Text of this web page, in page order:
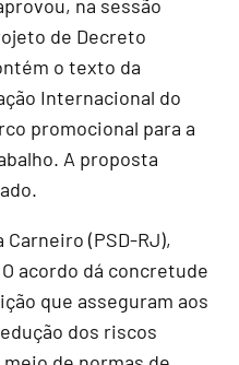
na sessão
de Decreto
o texto da
Internacional do
promocional para a
A proposta
(PSD-RJ),
acordo dá concretude
que asseguram aos
dos riscos